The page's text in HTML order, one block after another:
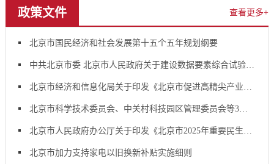
政策文件 查看更多+
北京市国民经济和社会发展第十五个五年规划纲要
中共北京市委 北京市人民政府关于建设数据要素综合试验区 深化数据要素市场化配置改革的实施意见
北京市经济和信息化局关于印发《北京市促进高精尖产业高水平对外开放行动方案（2025年）》的通知
北京市科学技术委员会、中关村科技园区管理委员会等3部门关于印发《北京市加快推动“人工智能+新材料”创新发展行动计划（2025-2027年）》的通知
北京市人民政府办公厅关于印发《北京市2025年重要民生实事项目》的通知
北京市加力支持家电以旧换新补贴实施细则